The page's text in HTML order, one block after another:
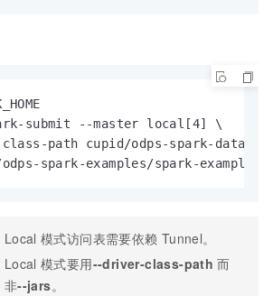
submit --master local[4] \
path cupid/odps-spark-
spark-examples/spark-
Local 模式访问表需要依赖 Tunnel。
Local 模式要用--driver-class-path 而
非--jars。